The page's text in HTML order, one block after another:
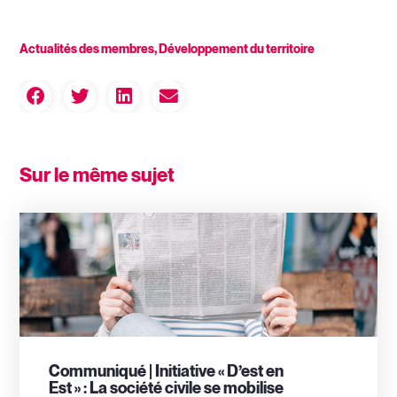
Actualités des membres, Développement du territoire
Sur le même sujet
Communiqué | Initiative « D’est en
Est » : La société civile se mobilise